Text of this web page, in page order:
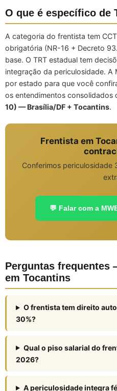
O que é específico de
A categoria do frentista tem
obrigatória (NR-16 + Decreto
base. O TRT estadual tem
integração da periculosidade. A
por estado para que você
os entendimentos consolidados
10) — Brasília/DF + Tocantins.
Frentista em
Conferimos periculosidade
💬 Falar com a
Perguntas frequentes
em Tocantins
O frentista tem direito
30%?
Qual o piso salarial do
2026?
A periculosidade integra